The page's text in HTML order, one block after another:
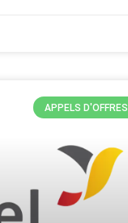
APPELS D'OFFRES